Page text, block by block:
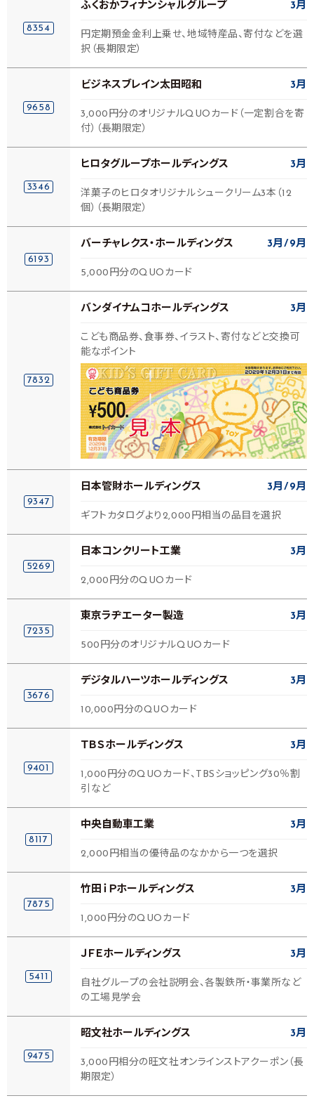
8354
ふくおかフィナンシャルグループ 3月
円定期預金金利上乗せ、地域特産品、寄付などを選
択（長期限定）
9658
ビジネスブレイン太田昭和 3月
3,000円分のオリジナルQUOカード（一定割合を寄
付）（長期限定）
3346
ヒロタグループホールディングス 3月
洋菓子のヒロタオリジナルシュークリーム3本（12
個）（長期限定）
6193
バーチャレクス・ホールディングス 3月 9月
5,000円分のQUOカード
7832
バンダイナムコホールディングス 3月
こども商品券、食事券、イラスト、寄付などと交換可
能なポイント
9347
日本管財ホールディングス 3月 9月
ギフトカタログより2,000円相当の品目を選択
5269
日本コンクリート工業 3月
2,000円分のQUOカード
7235
東京ラヂエーター製造 3月
500円分のオリジナルQUOカード
3676
デジタルハーツホールディングス 3月
10,000円分のQUOカード
9401
ＴＢＳホールディングス 3月
1,000円分のQUOカード、TBSショッピング30％割
引など
8117
中央自動車工業 3月
2,000円相当の優待品のなかから一つを選択
7875
竹田ｉＰホールディングス 3月
1,000円分のQUOカード
5411
ＪＦＥホールディングス 3月
自社グループの会社説明会、各製鉄所・事業所など
の工場見学会
9475
昭文社ホールディングス 3月
3,000円相分の旺文社オンラインストアクーポン（長
期限定）